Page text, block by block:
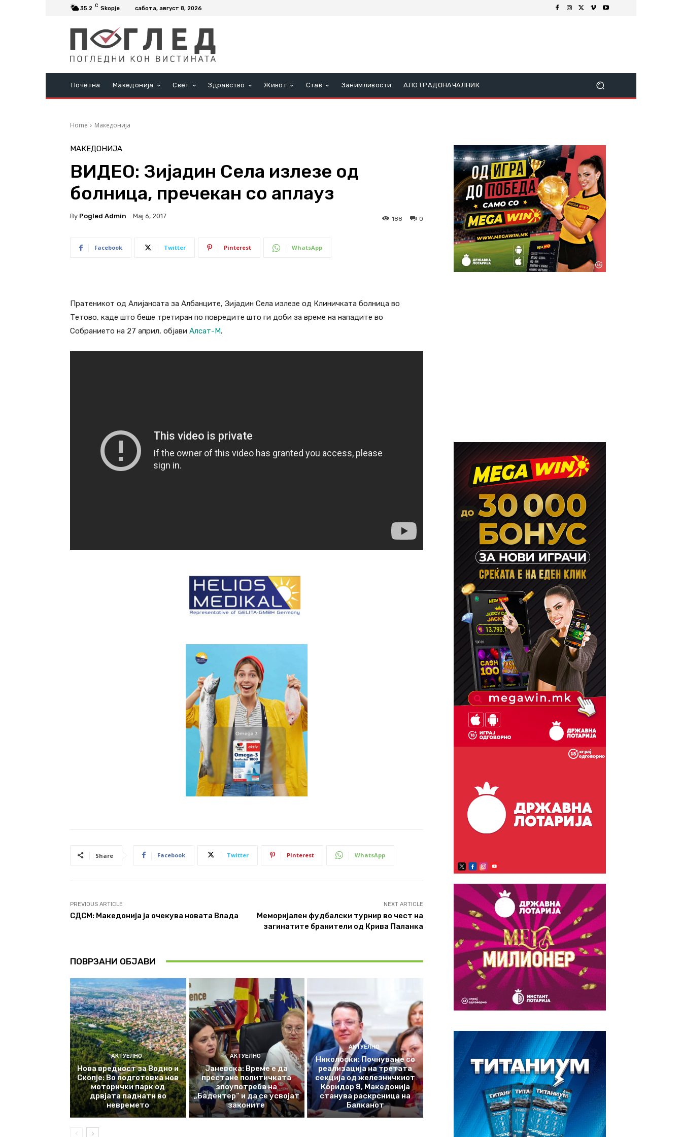
35.2 C Skopje сабота, август 8, 2026
Почетна Македонија Свет Здравство Живот Став Занимливости АЛО ГРАДОНАЧАЛНИК
Home Македонија
МАКЕДОНИЈА
ВИДЕО: Зијадин Села излезе од
болница, пречекан со аплауз
By Pogled Admin Мај 6, 2017 0
188
Facebook Twitter Pinterest WhatsApp
Пратеникот од Алијансата за Албанците, Зијадин Села излезе од Клиничката болница во
Тетово, каде што беше третиран по повредите што ги доби за време на нападите во
Собранието на 27 април, објави Алсат-М.
Share Facebook Twitter Pinterest WhatsApp
PREVIOUS ARTICLE
СДСМ: Македонија ја очекува новата Влада
NEXT ARTICLE
Меморијален фудбалски турнир во чест на
загинатите бранители од Крива Паланка
ПОВРЗАНИ ОБЈАВИ
АКТУЕЛНО
Нова вредност за Водно и
Скопје: Во подготовка нов
моторички парк од
дрвјата паднати во
невремето
АКТУЕЛНО
Јаневска: Време е да
престане политичката
злоупотреба на
„Бадентер“ и да се усвојат
законите
АКТУЕЛНО
Николоски: Почнуваме со
реализација на третата
секција од железничкиот
Коридор 8, Македонија
станува раскрсница на
Балканот